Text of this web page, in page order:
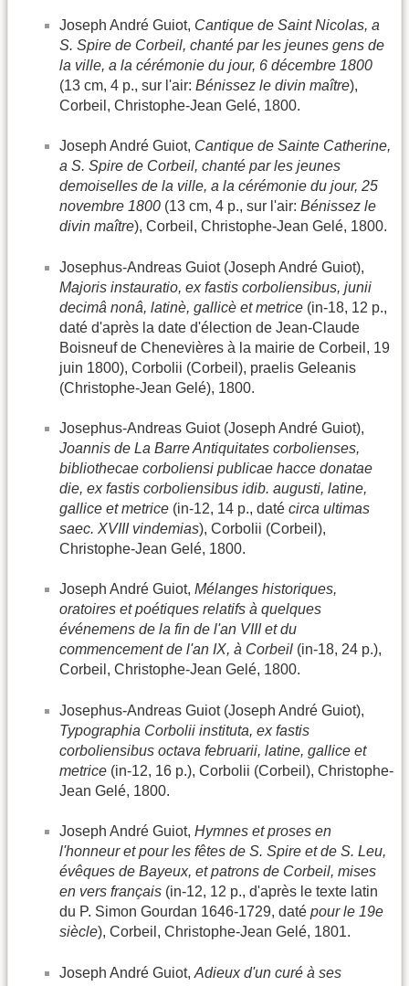
Joseph André Guiot, Cantique de Saint Nicolas, a
S. Spire de Corbeil, chanté par les jeunes gens de
la ville, a la cérémonie du jour, 6 décembre 1800
(13 cm, 4 p., sur l'air: Bénissez le divin maître),
Corbeil, Christophe-Jean Gelé, 1800.
Joseph André Guiot, Cantique de Sainte Catherine,
a S. Spire de Corbeil, chanté par les jeunes
demoiselles de la ville, a la cérémonie du jour, 25
novembre 1800 (13 cm, 4 p., sur l'air: Bénissez le
divin maître), Corbeil, Christophe-Jean Gelé, 1800.
Josephus-Andreas Guiot (Joseph André Guiot),
Majoris instauratio, ex fastis corboliensibus, junii
decimâ nonâ, latinè, gallicè et metrice (in-18, 12 p.,
daté d'après la date d'élection de Jean-Claude
Boisneuf de Chenevières à la mairie de Corbeil, 19
juin 1800), Corbolii (Corbeil), praelis Geleanis
(Christophe-Jean Gelé), 1800.
Josephus-Andreas Guiot (Joseph André Guiot),
Joannis de La Barre Antiquitates corbolienses,
bibliothecae corboliensi publicae hacce donatae
die, ex fastis corboliensibus idib. augusti, latine,
gallice et metrice (in-12, 14 p., daté circa ultimas
saec. XVIII vindemias), Corbolii (Corbeil),
Christophe-Jean Gelé, 1800.
Joseph André Guiot, Mélanges historiques,
oratoires et poétiques relatifs à quelques
événemens de la fin de l'an VIII et du
commencement de l'an IX, à Corbeil (in-18, 24 p.),
Corbeil, Christophe-Jean Gelé, 1800.
Josephus-Andreas Guiot (Joseph André Guiot),
Typographia Corbolii instituta, ex fastis
corboliensibus octava februarii, latine, gallice et
metrice (in-12, 16 p.), Corbolii (Corbeil), Christophe-
Jean Gelé, 1800.
Joseph André Guiot, Hymnes et proses en
l'honneur et pour les fêtes de S. Spire et de S. Leu,
évêques de Bayeux, et patrons de Corbeil, mises
en vers français (in-12, 12 p., d'après le texte latin
du P. Simon Gourdan 1646-1729, daté pour le 19e
siècle), Corbeil, Christophe-Jean Gelé, 1801.
Joseph André Guiot, Adieux d'un curé à ses